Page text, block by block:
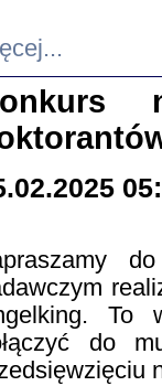
To
do